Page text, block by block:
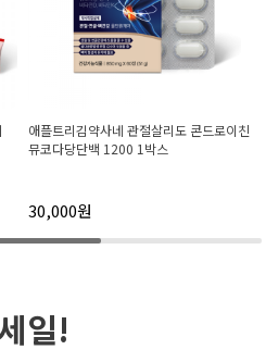
데빌톡 파인컷 알파CD 알파시클로덱스트
린 알파시디 14포, 6박스
15% 127,500원
일!